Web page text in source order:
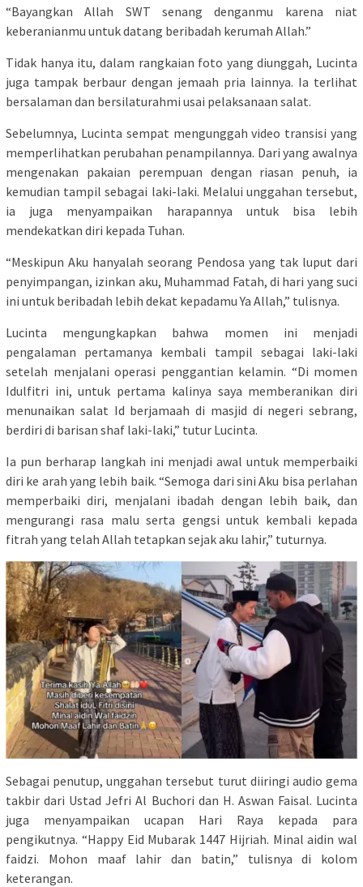
“Bayangkan Allah SWT senang denganmu karena niat
keberanianmu untuk datang beribadah kerumah Allah.”
Tidak hanya itu, dalam rangkaian foto yang diunggah, Lucinta
juga tampak berbaur dengan jemaah pria lainnya. Ia terlihat
bersalaman dan bersilaturahmi usai pelaksanaan salat.
Sebelumnya, Lucinta sempat mengunggah video transisi yang
memperlihatkan perubahan penampilannya. Dari yang awalnya
mengenakan pakaian perempuan dengan riasan penuh, ia
kemudian tampil sebagai laki-laki. Melalui unggahan tersebut,
ia juga menyampaikan harapannya untuk bisa lebih
mendekatkan diri kepada Tuhan.
“Meskipun Aku hanyalah seorang Pendosa yang tak luput dari
penyimpangan, izinkan aku, Muhammad Fatah, di hari yang suci
ini untuk beribadah lebih dekat kepadamu Ya Allah,” tulisnya.
Lucinta mengungkapkan bahwa momen ini menjadi
pengalaman pertamanya kembali tampil sebagai laki-laki
setelah menjalani operasi penggantian kelamin. “Di momen
Idulfitri ini, untuk pertama kalinya saya memberanikan diri
menunaikan salat Id berjamaah di masjid di negeri sebrang,
berdiri di barisan shaf laki-laki,” tutur Lucinta.
Ia pun berharap langkah ini menjadi awal untuk memperbaiki
diri ke arah yang lebih baik. “Semoga dari sini Aku bisa perlahan
memperbaiki diri, menjalani ibadah dengan lebih baik, dan
mengurangi rasa malu serta gengsi untuk kembali kepada
fitrah yang telah Allah tetapkan sejak aku lahir,” tuturnya.
Sebagai penutup, unggahan tersebut turut diiringi audio gema
takbir dari Ustad Jefri Al Buchori dan H. Aswan Faisal. Lucinta
juga menyampaikan ucapan Hari Raya kepada para
pengikutnya. “Happy Eid Mubarak 1447 Hijriah. Minal aidin wal
faidzi. Mohon maaf lahir dan batin,” tulisnya di kolom
keterangan.